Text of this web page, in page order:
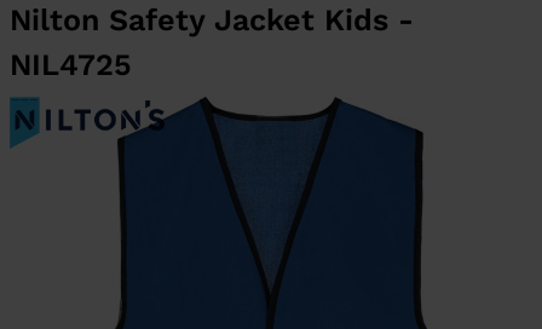
Nilton Safety Jacket Kids -
NIL4725